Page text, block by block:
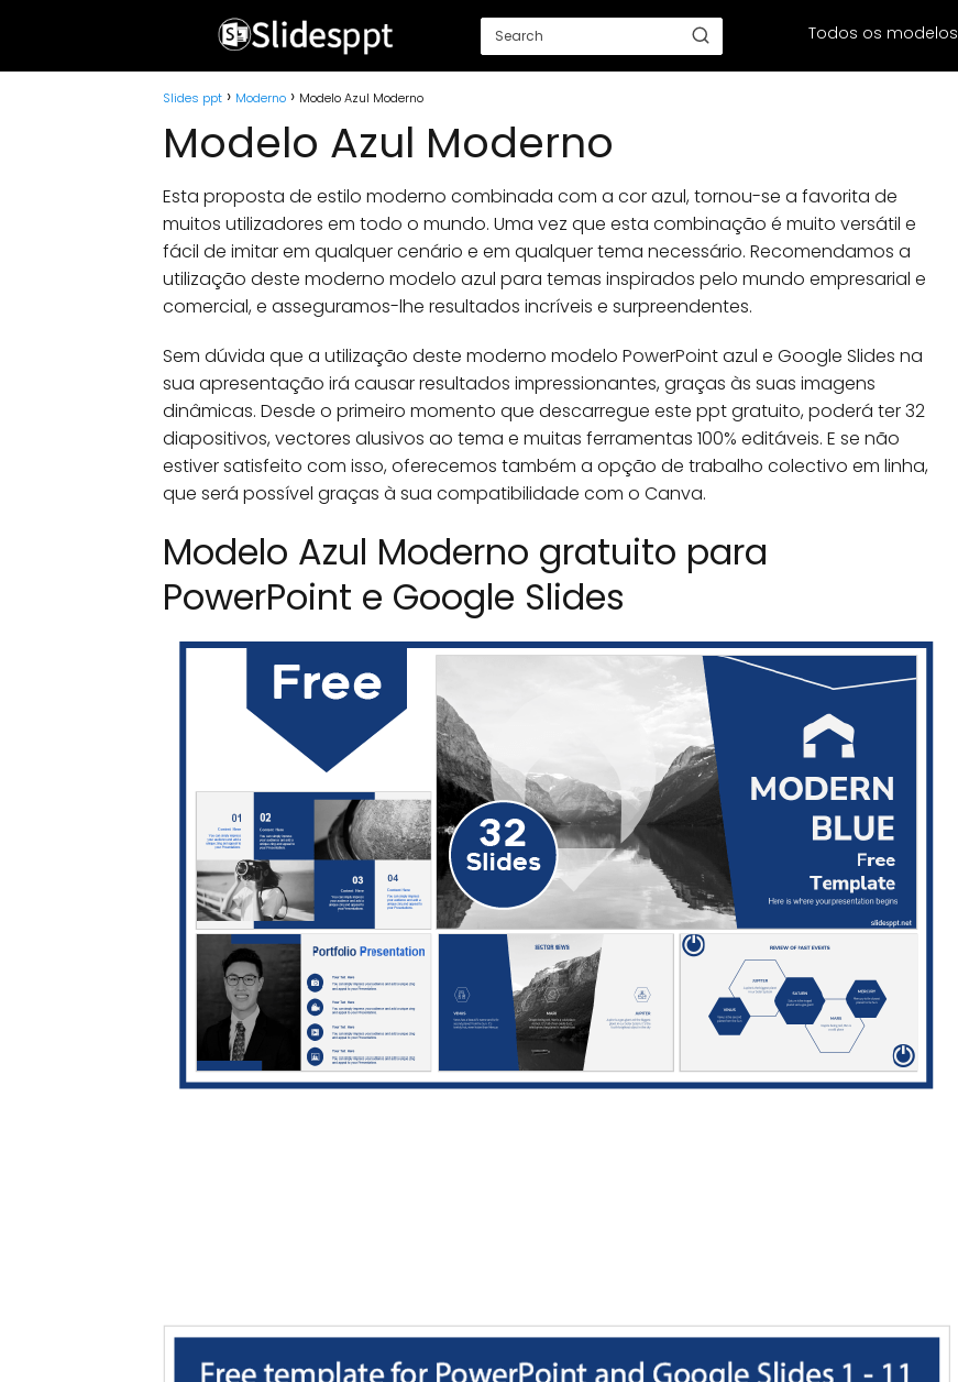
Todos os modelos
Slides ppt Moderno Modelo Azul Moderno
Modelo Azul Moderno
Esta proposta de estilo moderno combinada com a cor azul, tornou-se a favorita de
muitos utilizadores em todo o mundo. Uma vez que esta combinação é muito versátil e
fácil de imitar em qualquer cenário e em qualquer tema necessário. Recomendamos a
utilização deste moderno modelo azul para temas inspirados pelo mundo empresarial e
comercial, e asseguramos-lhe resultados incríveis e surpreendentes.
Sem dúvida que a utilização deste moderno modelo PowerPoint azul e Google Slides na
sua apresentação irá causar resultados impressionantes, graças às suas imagens
dinâmicas. Desde o primeiro momento que descarregue este ppt gratuito, poderá ter 32
diapositivos, vectores alusivos ao tema e muitas ferramentas 100% editáveis. E se não
estiver satisfeito com isso, oferecemos também a opção de trabalho colectivo em linha,
que será possível graças à sua compatibilidade com o Canva.
Modelo Azul Moderno gratuito para
PowerPoint e Google Slides